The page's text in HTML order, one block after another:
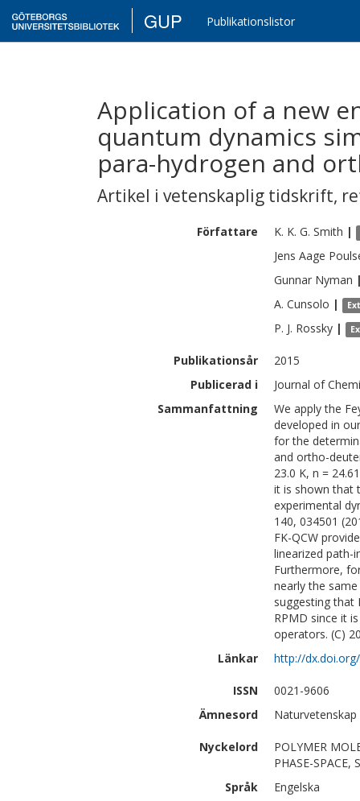
GUP Publikationslistor
Application of a new
quantum dynamics
para-hydrogen and
Artikel i vetenskaplig tidskrift,
Författare K. K. G. Smith |
Jens Aage
Gunnar Nyman
A. Cunsolo |
P. J. Rossky |
Publikationsår
2015
Publicerad i
Journal of
Sammanfattning
We apply the
developed in
for the
and ortho-
23.0 K, n =
it is shown that
experimental
140, 034501
FK-QCW
linearized path-
Furthermore,
nearly the
suggesting that
RPMD since it
operators. (C)
Länkar
http://
ISSN
0021-9606
Ämnesord
Nyckelord
POLYMER
PHASE-
Språk
Engelska